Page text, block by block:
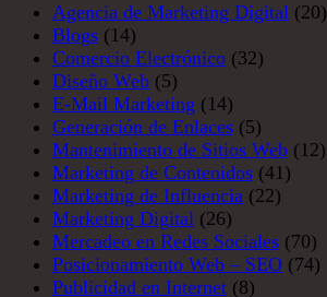
Agencia de Marketing Digital (20)
Blogs (14)
Comercio Electrónico (32)
Diseño Web (5)
E-Mail Marketing (14)
Generación de Enlaces (5)
Mantenimiento de Sitios Web (12)
Marketing de Contenidos (41)
Marketing de Influencia (22)
Marketing Digital (26)
Mercadeo en Redes Sociales (70)
Posicionamiento Web – SEO (74)
Publicidad en Internet (8)